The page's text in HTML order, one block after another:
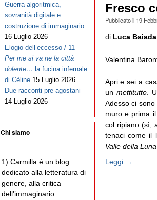
Fresco
Pubblicato il 19
di Luca Baiada
Valentina
Apri e sei a
un mettitutto.
Adesso ci
muro e prima
col ripiano (sì,
tenaci come il
Valle della Luna
Leggi →
Guerra algoritmica,
sovranità digitale e
costruzione di immaginario
16 Luglio 2026
Elogio dell’eccesso / 11 –
Per me si va ne la città
dolente… la fucina infernale
di Cèline 15 Luglio 2026
Due racconti pre agostani
14 Luglio 2026
Chi siamo
1) Carmilla è un blog
dedicato alla letteratura di
genere, alla critica
dell'immaginario